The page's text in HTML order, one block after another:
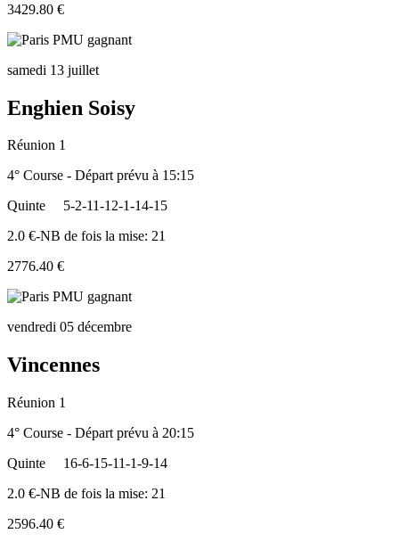
3429.80 €
samedi 13 juillet
Enghien Soisy
Réunion 1
4° Course - Départ prévu à 15:15
Quinte
5-2-11-12-1-14-15
2.0 €-NB de fois la mise: 21
2776.40 €
vendredi 05 décembre
Vincennes
Réunion 1
4° Course - Départ prévu à 20:15
Quinte
16-6-15-11-1-9-14
2.0 €-NB de fois la mise: 21
2596.40 €